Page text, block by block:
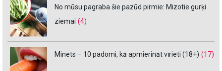
No mūsu pagraba šie pazūd pirmie: Mizotie gurķi
ziemai (4)
Minets – 10 padomi, kā apmierināt vīrieti (18+) (17)